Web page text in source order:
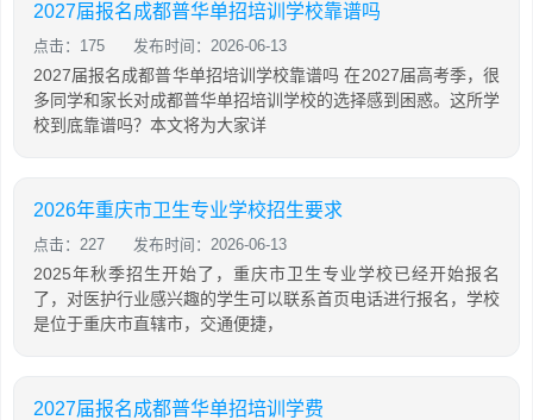
2027届报名成都普华单招培训学校靠谱吗
点击：175 发布时间：2026-06-13
2027届报名成都普华单招培训学校靠谱吗 在2027届高考季，很
多同学和家长对成都普华单招培训学校的选择感到困惑。这所学
校到底靠谱吗？本文将为大家详
2026年重庆市卫生专业学校招生要求
点击：227 发布时间：2026-06-13
2025年秋季招生开始了，重庆市卫生专业学校已经开始报名
了，对医护行业感兴趣的学生可以联系首页电话进行报名，学校
是位于重庆市直辖市，交通便捷，
2027届报名成都普华单招培训学费